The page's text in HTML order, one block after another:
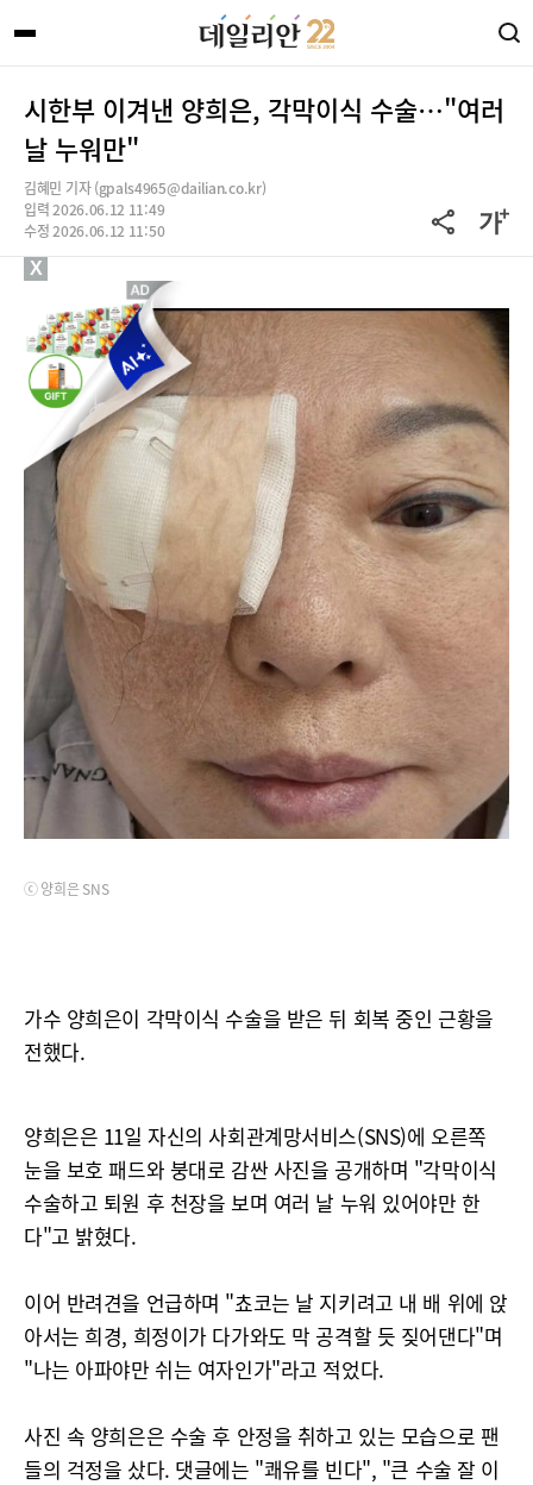
시한부 이겨낸 양희은, 각막이식 수술…"여러
날 누워만"
김혜민 기자 (gpals4965@dailian.co.kr)
입력 2026.06.12 11:49
수정 2026.06.12 11:50
ⓒ 양희은 SNS
가수 양희은이 각막이식 수술을 받은 뒤 회복 중인 근황을
전했다.
양희은은 11일 자신의 사회관계망서비스(SNS)에 오른쪽
눈을 보호 패드와 붕대로 감싼 사진을 공개하며 "각막이식
수술하고 퇴원 후 천장을 보며 여러 날 누워 있어야만 한
다"고 밝혔다.
이어 반려견을 언급하며 "쵸코는 날 지키려고 내 배 위에 앉
아서는 희경, 희정이가 다가와도 막 공격할 듯 짖어댄다"며
"나는 아파야만 쉬는 여자인가"라고 적었다.
사진 속 양희은은 수술 후 안정을 취하고 있는 모습으로 팬
들의 걱정을 샀다. 댓글에는 "쾌유를 빈다", "큰 수술 잘 이
X